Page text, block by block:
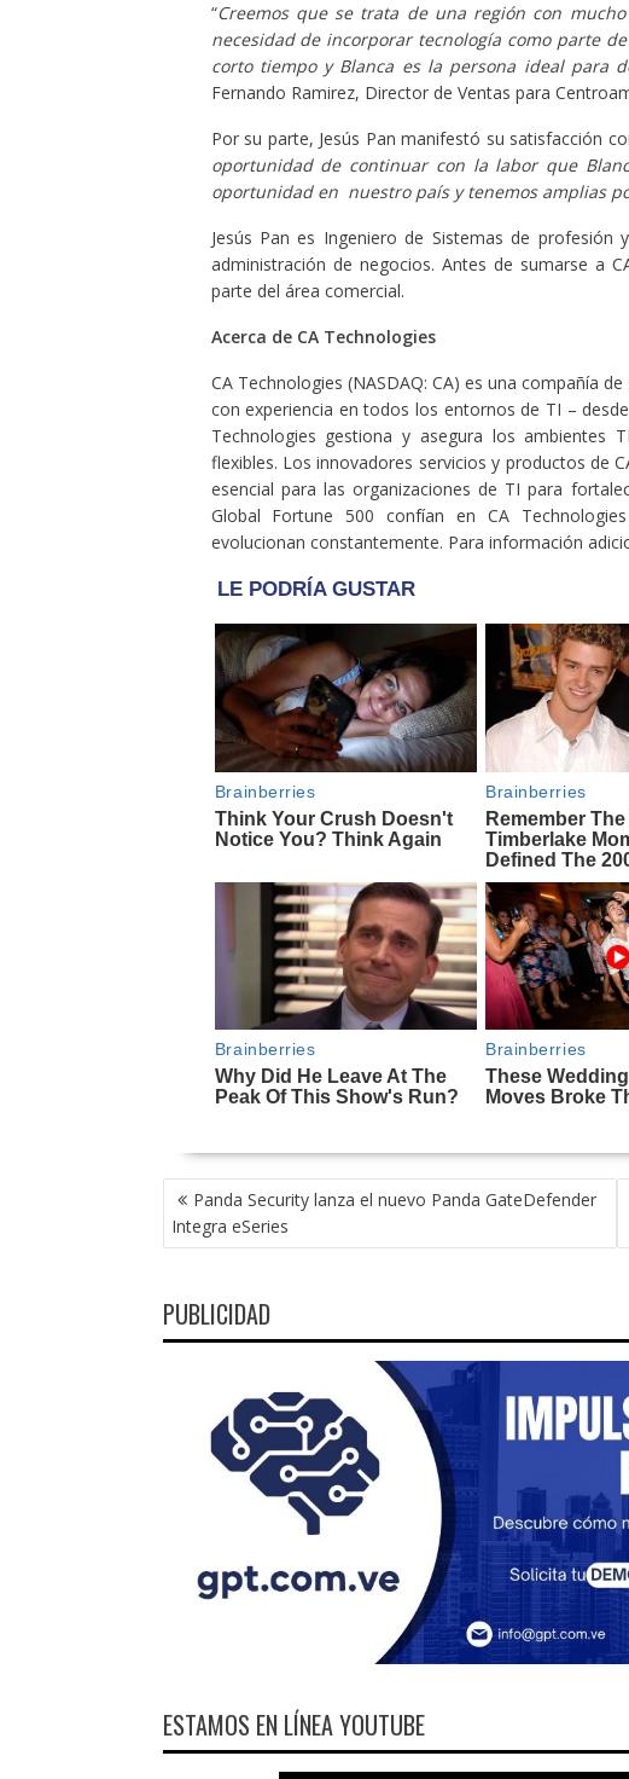
“Creemos que se trata de una región con
necesidad de incorporar tecnología como parte
corto tiempo y Blanca es la persona ideal para
Fernando Ramirez, Director de Ventas para
Por su parte, Jesús Pan manifestó su satisfacción
oportunidad de continuar con la labor que
oportunidad en nuestro país y tenemos amplias
Jesús Pan es Ingeniero de Sistemas de
administración de negocios. Antes de sumarse a
parte del área comercial.
Acerca de CA Technologies
CA Technologies (NASDAQ: CA) es una compañía
con experiencia en todos los entornos de TI –
Technologies gestiona y asegura los ambientes
flexibles. Los innovadores servicios y productos de
esencial para las organizaciones de TI para
Global Fortune 500 confían en CA
evolucionan constantemente. Para información
NAVEGACIÓN
DE
ENTRADAS
Panda Security lanza el nuevo Panda GateDefender
Integra eSeries
PUBLICIDAD
ESTAMOS EN LÍNEA YOUTUBE